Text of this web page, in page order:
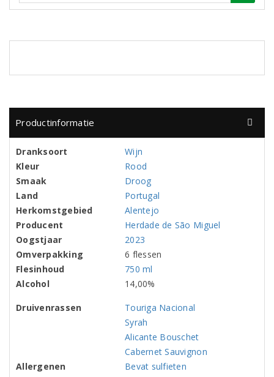
Productinformatie
Dranksoort
Wijn
Kleur
Rood
Smaak
Droog
Land
Portugal
Herkomstgebied
Alentejo
Producent
Herdade de São Miguel
Oogstjaar
2023
Omverpakking
6 flessen
Flesinhoud
750 ml
Alcohol
14,00%
Druivenrassen
Touriga Nacional
Syrah
Alicante Bouschet
Cabernet Sauvignon
Allergenen
Bevat sulfieten